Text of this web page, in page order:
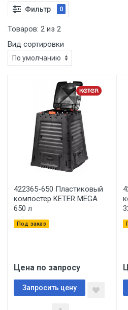
Фильтр 0
Товаров: 2 из 2
Вид сортировки
422365-650 Пластиковый
компостер KETER MEGA
650 л
Под заказ
Цена по запросу
Запросить цену